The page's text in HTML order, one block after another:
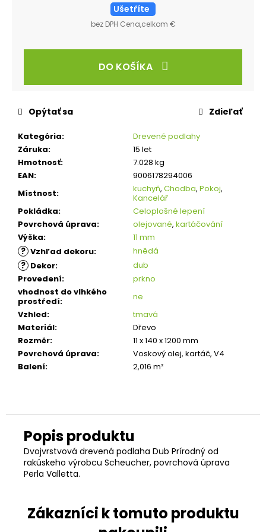
Ušetříte
bez DPH Cena,celkom €
DO KOŠÍKA
Kategória:
Drevené podlahy
Záruka:
15 let
Hmotnosť:
7.028 kg
EAN:
9006178294006
Místnost: kuchyň, Chodba, Pokoj,
Kancelář
Pokládka:
Celoplošné lepení
Povrchová úprava: olejované, kartáčování
Výška: 11 mm
? Vzhľad dekoru: hnědá
? Dekor:
dub
Provedení:
prkno
vhodnost do vlhkého
prostředí:
ne
Vzhled:
tmavá
Materiál:
Dřevo
Rozměr:
11 x 140 x 1200 mm
Povrchová úprava:
Voskový olej, kartáč, V4
Balení: 2,016 m²
Opýtať sa Zdieľať
Dvojvrstvová drevená podlaha Dub Prírodný od
rakúskeho výrobcu Scheucher, povrchová úprava
Perla Valletta.